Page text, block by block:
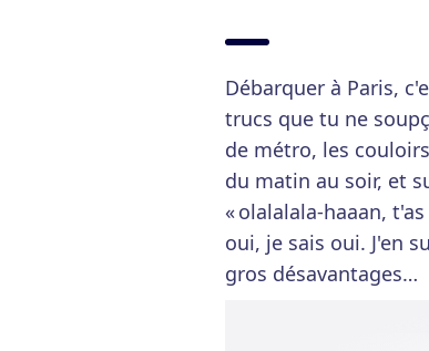
Débarquer à Paris,
trucs que tu ne
de métro, les
du matin au soir, et
« olalalala-haaan,
oui, je sais oui. J'en
gros désavantages…